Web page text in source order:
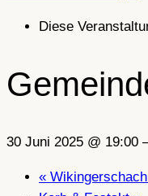
Diese
30 Juni 2025 @ 19:00
«